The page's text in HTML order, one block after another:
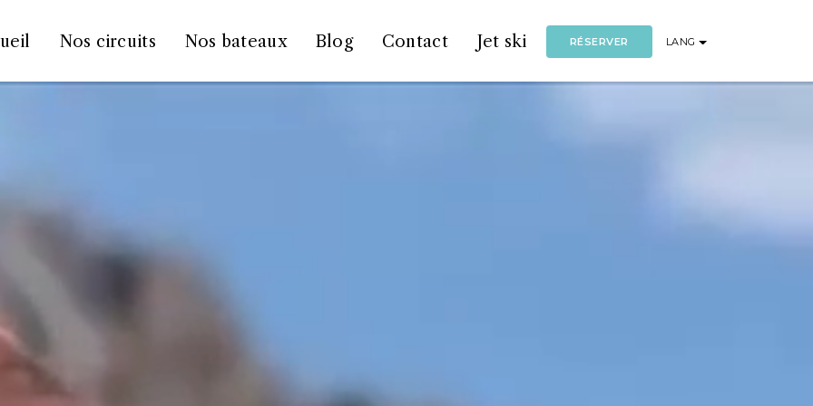
Nos circuits Nos bateaux Blog Contact Jet ski RÉSERVER LANG